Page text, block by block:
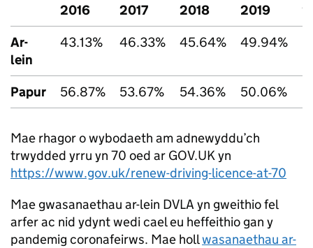
2016 2017 2018 2019
Ar-
lein
43.13% 46.33% 45.64% 49.94%
Papur 56.87% 53.67% 54.36% 50.06%
Mae rhagor o wybodaeth am adnewyddu’ch
trwydded yrru yn 70 oed ar GOV.UK yn
https://www.gov.uk/renew-driving-licence-at-70
Mae gwasanaethau ar-lein DVLA yn gweithio fel
arfer ac nid ydynt wedi cael eu heffeithio gan y
pandemig coronafeirws. Mae hollwasanaethau ar-